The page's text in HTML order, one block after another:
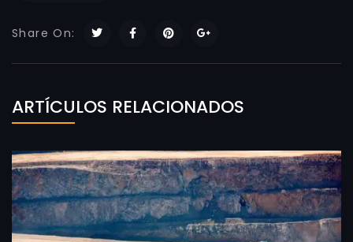
Share On:
ARTÍCULOS RELACIONADOS